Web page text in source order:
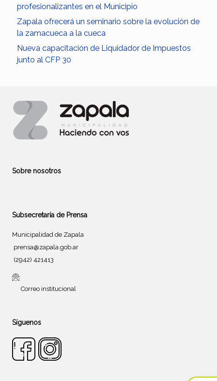
profesionalizantes en el Municipio
Zapala ofrecerá un seminario sobre la evolución de
la zamacueca a la cueca
Nueva capacitación de Liquidador de Impuestos
junto al CFP 30
Sobre nosotros
Subsecretaría de Prensa
Municipalidad de Zapala
prensa@zapala.gob.ar
(2942) 421413
Correo institucional
Síguenos